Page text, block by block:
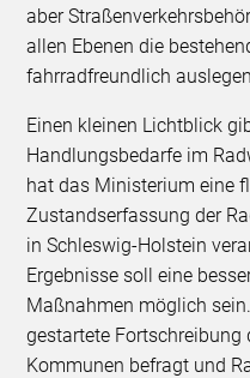
aber
allen Ebenen die
fahrradfreundlich
Einen kleinen Lichtblick
Handlungsbedarfe im
hat das Ministerium eine
Zustandserfassung der
in Schleswig-Holstein
Ergebnisse soll eine
Maßnahmen möglich
gestartete Fortschreibung
Kommunen befragt und